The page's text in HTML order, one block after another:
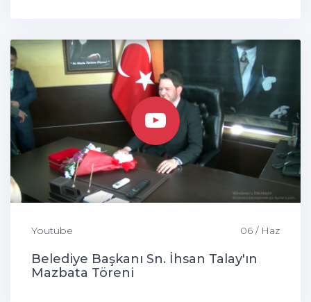
Youtube 06 / Haz
Belediye Başkanı Sn. İhsan Talay'ın
Mazbata Töreni